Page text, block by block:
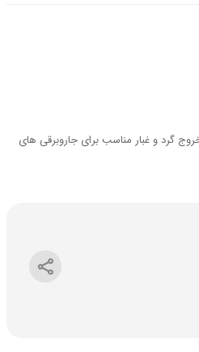
گرد و غبار مناسب برای جاروبرقی های